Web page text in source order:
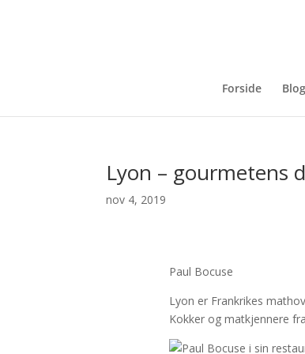
Forside
Lyon – gourmetens
nov 4, 2019
Paul Bocuse
Lyon er Frankrikes
Kokker og matkjennere